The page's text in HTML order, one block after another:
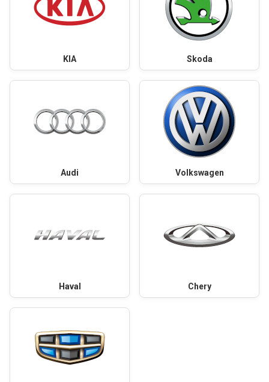
KIA Skoda
Audi Volkswagen
Haval Chery